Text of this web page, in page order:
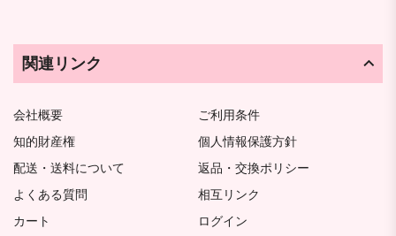
関連リンク
会社概要
ご利用条件
知的財産権
個人情報保護方針
配送・送料について
返品・交換ポリシー
よくある質問
相互リンク
カート
ログイン